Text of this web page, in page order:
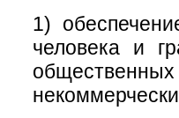
1)
человека и
общественных